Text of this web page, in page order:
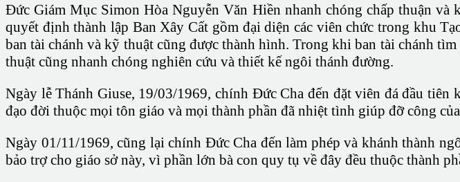
Ðức Giám Mục Simon Hòa Nguyễn Văn Hiền nhanh chóng chấp thuận
quyết định thành lập Ban Xây Cất gồm đại diện các viên chức trong khu
ban tài chánh và kỹ thuật cũng được thành hình. Trong khi ban tài chánh
thuật cũng nhanh chóng nghiên cứu và thiết kế ngôi thánh đường.
Ngày lễ Thánh Giuse, 19/03/1969, chính Ðức Cha đến đặt viên đá đầu
đạo đời thuộc mọi tôn giáo và mọi thành phần đã nhiệt tình giúp đỡ công
Ngày 01/11/1969, cũng lại chính Ðức Cha đến làm phép và khánh thành
bảo trợ cho giáo sở này, vì phần lớn bà con quy tụ về đây đều thuộc thành